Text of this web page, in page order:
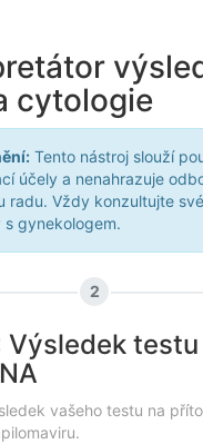
cytologie
Tento nástroj slouží
účely a nenahrazuje
radu. Vždy konzultujte své
gynekologem.
2
Výsledek testu
vašeho testu na